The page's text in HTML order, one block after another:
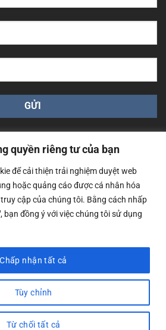
quyền riêng tư của bạn
để cải thiện trải nghiệm duyệt web
hoặc quảng cáo được cá nhân hóa
cập của chúng tôi. Bằng cách nhấp
, bạn đồng ý với việc chúng tôi sử dụng
Tùy chỉnh
Từ chối tất cả
Chấp nhận tất cả
Xương - Số ĐKKD: 0108783483
Sở Kế Hoạch và Đầu Tư Tp. Hà
Binh Xuong. All Rights Reserved